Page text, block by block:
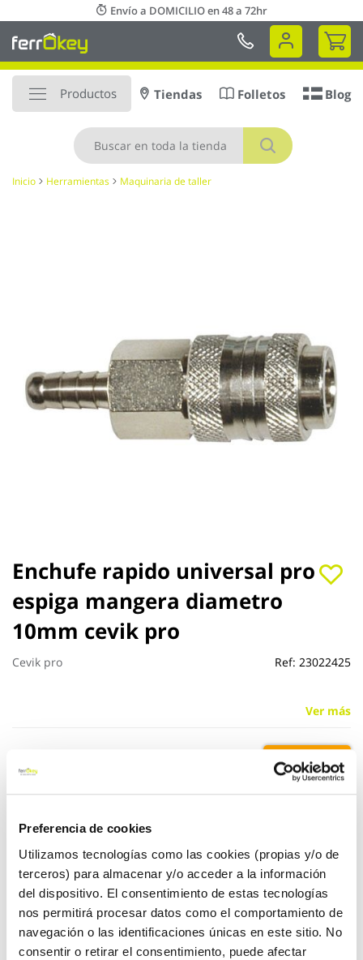
Preferencia de cookies
Utilizamos tecnologías como las cookies (propias y/o de
terceros) para almacenar y/o acceder a la información
del dispositivo. El consentimiento de estas tecnologías
nos permitirá procesar datos como el comportamiento de
navegación o las identificaciones únicas en este sitio. No
consentir o retirar el consentimiento, puede afectar
al
contenido
Envío a DOMICILIO en 48 a 72hr
Mi
Productos
Buscar
Tiendas Folletos Blog
Inicio Herramientas Maquinaria de taller
Enchufe rapido universal pro
espiga mangera diametro
10mm cevik pro
Cevik pro Ref: 23022425
Ver más
5,30 €
Click&Collect - Recogida gratis
en nuestras tiendas
Envío a domicilio:
5 días hábiles
Saltar
al
comienzo
de
la
galería
de